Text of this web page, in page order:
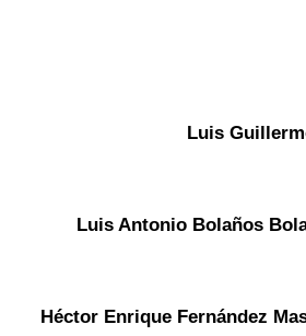
Luis
Luis Antonio Bolaños
Héctor Enrique Fernández